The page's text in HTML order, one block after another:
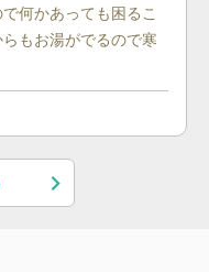
何かあっても困るこ
もお湯がでるので寒